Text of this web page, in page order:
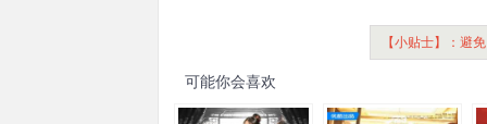
【小贴士】：避
可能你会喜欢